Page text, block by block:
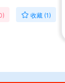
) 收藏 (1)